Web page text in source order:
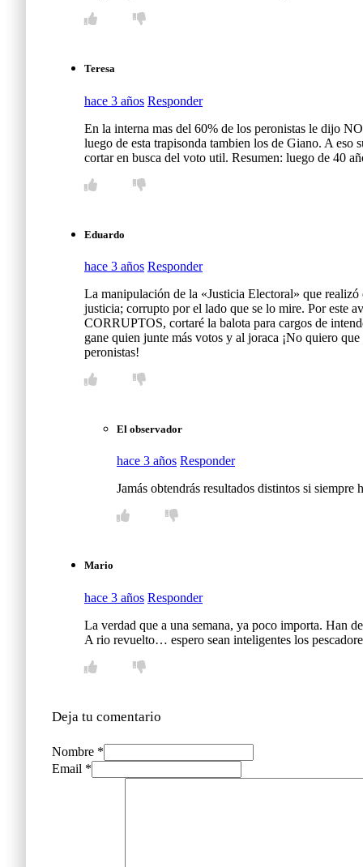
Teresa
hace 3 años Responder
En la interna mas del 60% de los peronistas le dijo
luego de esta trapisonda tambien los de Giano. A eso
cortar en busca del voto util. Resumen: luego de 40
Eduardo
hace 3 años Responder
La manipulación de la «Justicia Electoral» que
justicia; corrupto por el lado que se lo mire. Por
CORRUPTOS, cortaré la balota para cargos de
gane quien junte más votos y al joraca ¡No quiero
peronistas!
El observador
hace 3 años Responder
Jamás obtendrás resultados distintos si siempre
Mario
hace 3 años Responder
La verdad que a una semana, ya poco importa. Han
A rio revuelto… espero sean inteligentes los
Deja tu comentario
Nombre *
Email *